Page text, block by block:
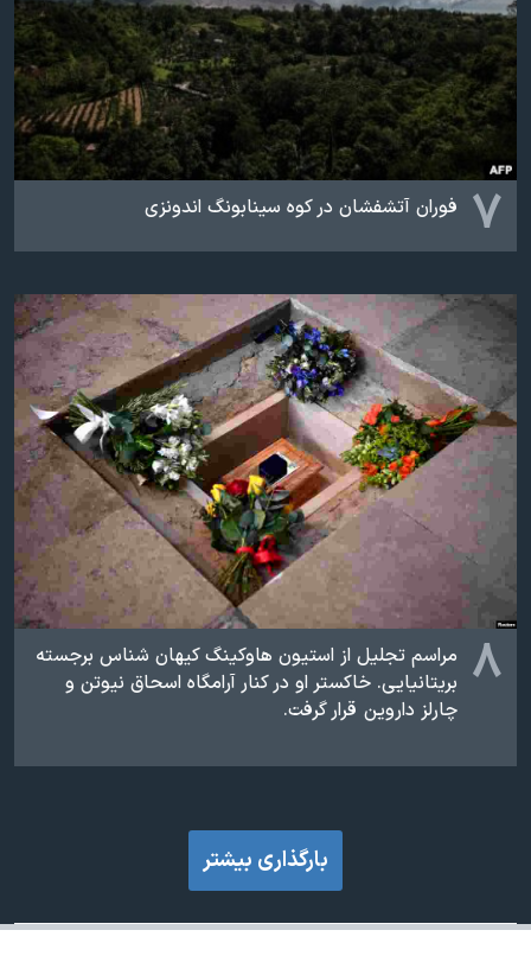
۷ فوران آتشفشان در کوه سینابونگ اندونزی
۸ مراسم تجلیل از استیون هاوکینگ کیهان شناس برجسته
بریتانیایی. خاکستر او در کنار آرامگاه اسحاق نیوتن و
چارلز داروین قرار گرفت.
بارگذاری بیشتر